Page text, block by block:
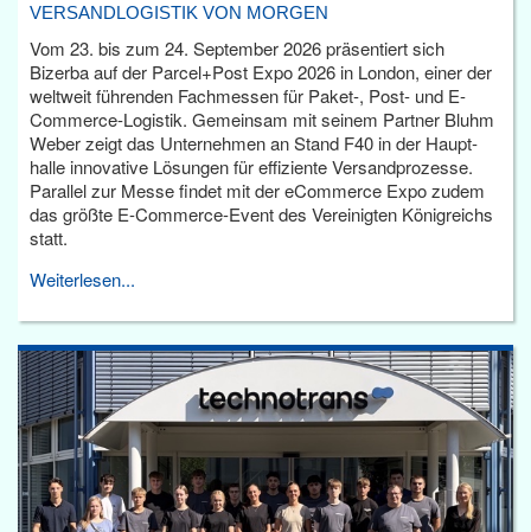
VERSANDLOGISTIK VON MORGEN
Vom 23. bis zum 24. September 2026 präsentiert sich
Bizerba auf der Parcel+Post Expo 2026 in London, einer der
weltweit führenden Fachmessen für Paket-, Post- und E-
Commerce-Logistik. Gemeinsam mit seinem Partner Bluhm
Weber zeigt das Unternehmen an Stand F40 in der Haupt­
halle innovative Lösungen für effiziente Versandprozesse.
Parallel zur Messe findet mit der eCommerce Expo zudem
das größte E-Commerce-Event des Vereinigten Königreichs
statt.
Weiterlesen...